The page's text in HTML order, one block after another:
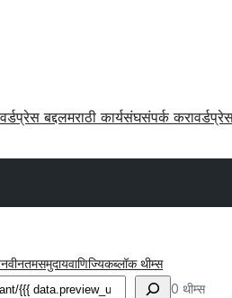
वर्डप्रेस बद्दलमराठी कार्यसंघसंपर्क करा
नवीनतमसमुदायवाणिज्यिकब्लॉक थीम्स
0 थीम्स